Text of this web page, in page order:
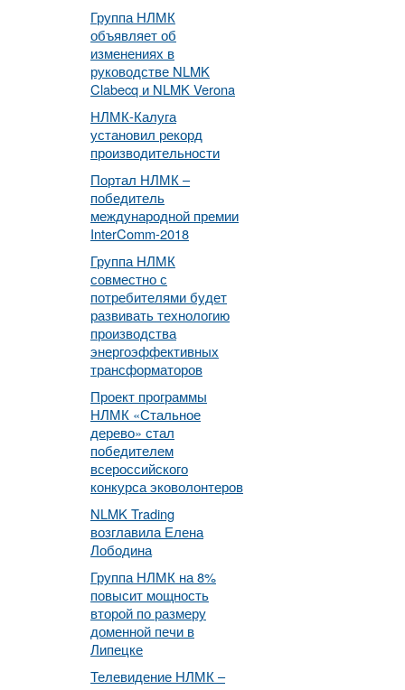
Группа НЛМК
объявляет об
изменениях в
руководстве NLMK
Clabecq и NLMK Verona
НЛМК-Калуга
установил рекорд
производительности
Портал НЛМК –
победитель
международной премии
InterComm-2018
Группа НЛМК
совместно с
потребителями будет
развивать технологию
производства
энергоэффективных
трансформаторов
Проект программы
НЛМК «Стальное
дерево» стал
победителем
всероссийского
конкурса эковолонтеров
NLMK Trading
возглавила Елена
Лободина
Группа НЛМК на 8%
повысит мощность
второй по размеру
доменной печи в
Липецке
Телевидение НЛМК –